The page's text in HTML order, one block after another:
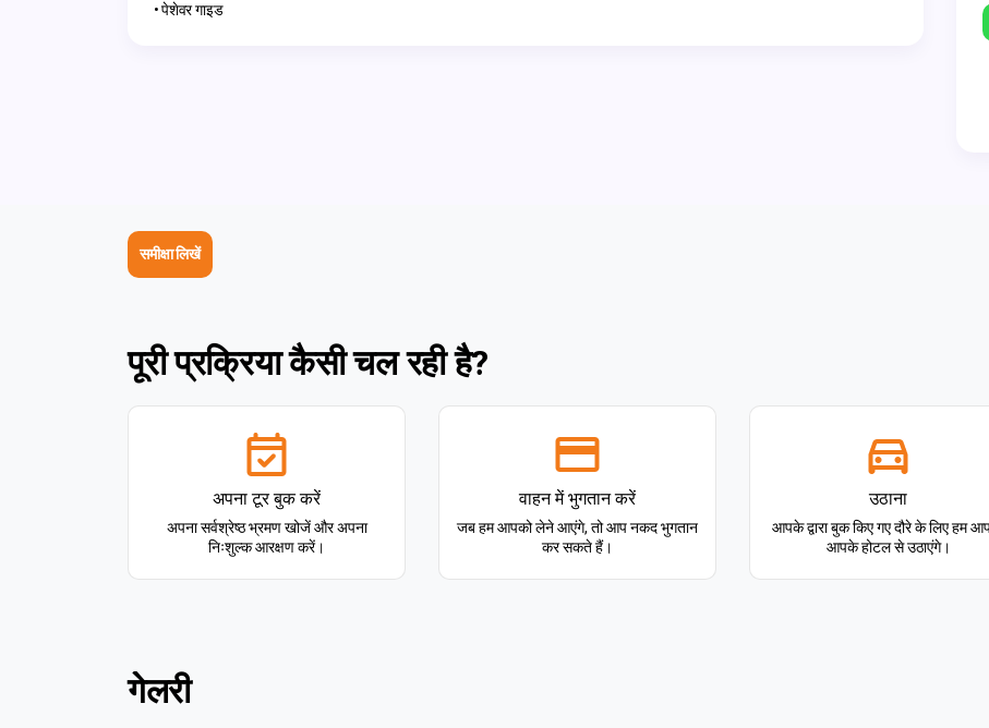
पेशेवर गाइड
समीक्षा लिखें
पूरी प्रक्रिया कैसी चल रही है?
अपना टूर बुक करें
अपना सर्वश्रेष्ठ भ्रमण खोजें और अपना
निःशुल्क आरक्षण करें।
वाहन में भुगतान करें
जब हम आपको लेने आएंगे, तो आप नकद भुगतान
कर सकते हैं।
उठाना
आपके द्वारा बुक किए गए दौरे के लिए हम
आपके होटल से उठाएंगे।
गेलरी